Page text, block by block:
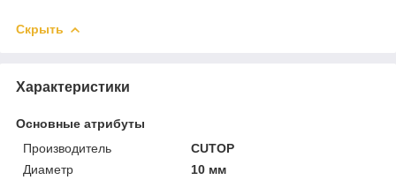
Скрыть
Характеристики
Основные атрибуты
Производитель
CUTOP
Диаметр
10 мм